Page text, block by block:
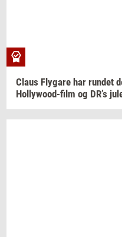
Claus Fly­ga­re har run­det
Hollywood-​film og DR’s